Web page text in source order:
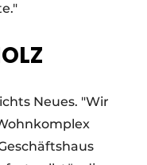
Neues. "Wir